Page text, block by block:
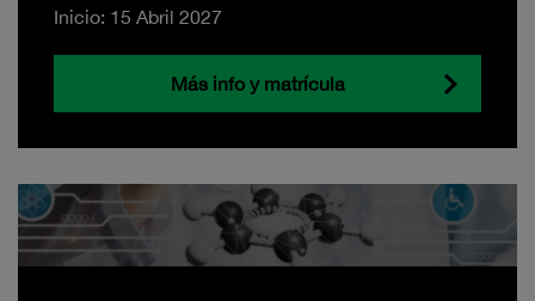
Inicio: 15 Abril 2027
Más info y matrícula